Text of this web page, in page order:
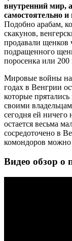
внутренний мир,
самостоятельно
Подобно арабам,
скакунов,
продавали щенков
подращенного
поросенка или
Мировые войны
годах в Венгрии
которые
своими
сегодня ей ничего
остается весьма
сосредоточено в
комондоров можно
Видео обзор о